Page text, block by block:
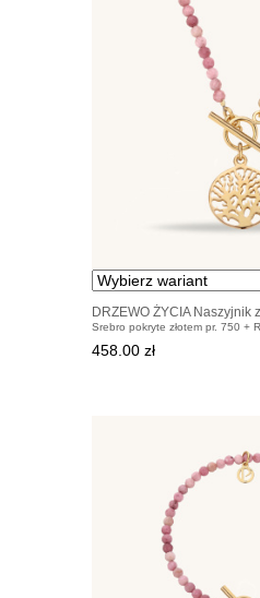
DRZEWO ŻYCIA Naszyjnik
pozłacanego
Srebro pokryte złotem pr. 750 +
458.00 zł